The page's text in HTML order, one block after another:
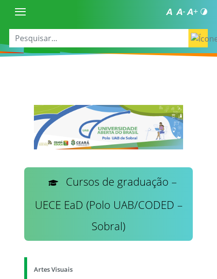
Cursos de graduação –
UECE EaD (Polo UAB/CODED –
Sobral)
Artes Visuais